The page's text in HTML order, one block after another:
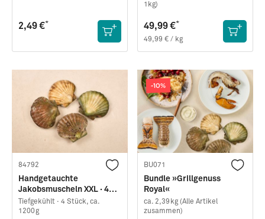
2,49 €*
1kg)
49,99 €*
49,99 € / kg
84792
Handgetauchte
Jakobsmuscheln XXL · 4
Stück · TK
Tiefgekühlt · 4 Stück, ca.
1200g
-10%
BU071
Bundle »Grillgenuss
Royal«
ca. 2,39kg (Alle Artikel
zusammen)